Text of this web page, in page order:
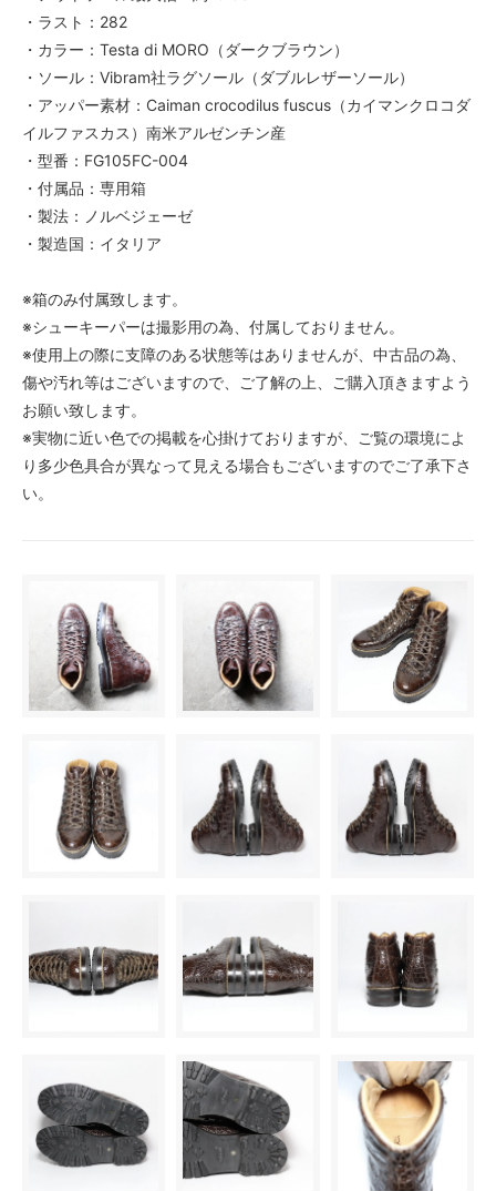
・ラスト：282
・カラー：Testa di MORO（ダークブラウン）
・ソール：Vibram社ラグソール（ダブルレザーソール）
・アッパー素材：Caiman crocodilus fuscus（カイマンクロコダ
イルファスカス）南米アルゼンチン産
・型番：FG105FC-004
・付属品：専用箱
・製法：ノルベジェーゼ
・製造国：イタリア
※箱のみ付属致します。
※シューキーパーは撮影用の為、付属しておりません。
※使用上の際に支障のある状態等はありませんが、中古品の為、
傷や汚れ等はございますので、ご了解の上、ご購入頂きますよう
お願い致します。
※実物に近い色での掲載を心掛けておりますが、ご覧の環境によ
り多少色具合が異なって見える場合もございますのでご了承下さ
い。